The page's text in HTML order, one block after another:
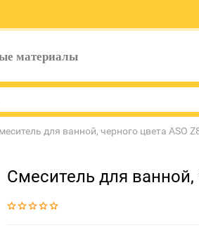
материалы
для ванной, черного цвета ASO
Смеситель для ванной,